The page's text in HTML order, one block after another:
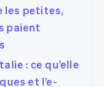
les petites,
paient
: ce qu’elle
et l’e-